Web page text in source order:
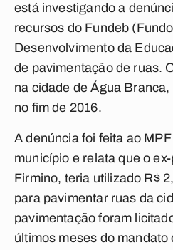
está investigando a
recursos do Fundeb
Desenvolvimento da
de pavimentação de ruas.
na cidade de Água
no fim de 2016.
A denúncia foi feita ao
município e relata que o
Firmino, teria utilizado R$
para pavimentar ruas da
pavimentação foram
últimos meses do mandato